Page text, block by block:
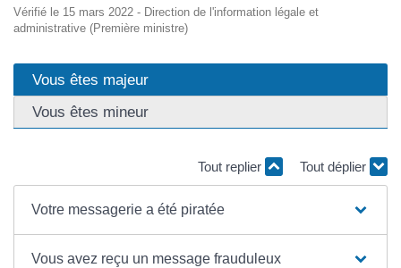
Vérifié le 15 mars 2022 - Direction de l'information légale et
administrative (Première ministre)
Vous êtes majeur
Vous êtes mineur
Tout replier Tout déplier
Votre messagerie a été piratée
Vous avez reçu un message frauduleux